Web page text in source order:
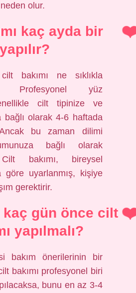
olur.
kaç ayda bir
yapılır?
bakımı ne sıklıkla
Profesyonel yüz
cilt tipinize ve
bağlı olarak 4-6 haftada
bu zaman dilimi
bağlı olarak
bakımı, bireysel
göre uyarlanmış, kişiye
gerektirir.
kaç gün önce cilt
yapılmalı?
bakım önerilerinin bir
bakımı profesyonel biri
bunu en az 3-4